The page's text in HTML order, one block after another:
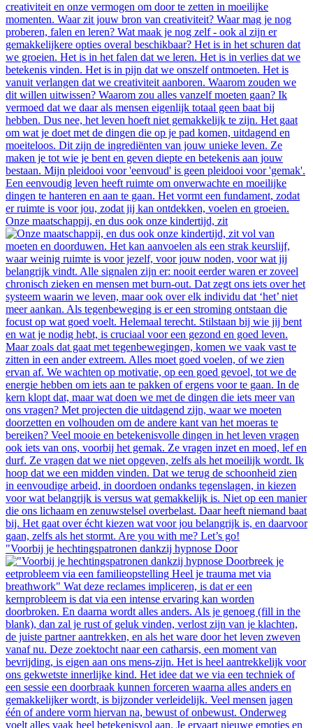
Onze maatschappij, en dus ook onze kindertijd, zit
"Voorbij je hechtingspatronen dankzij hypnose Door